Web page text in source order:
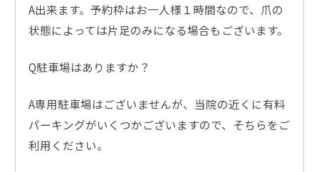
A出来ます。予約枠はお一人様１時間なので、爪の
状態によっては片足のみになる場合もございます。
Q駐車場はありますか？
A専用駐車場はございませんが、当院の近くに有料
パーキングがいくつかございますので、そちらをご
利用ください。